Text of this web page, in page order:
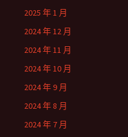
2025 年 1 月
2024 年 12 月
2024 年 11 月
2024 年 10 月
2024 年 9 月
2024 年 8 月
2024 年 7 月